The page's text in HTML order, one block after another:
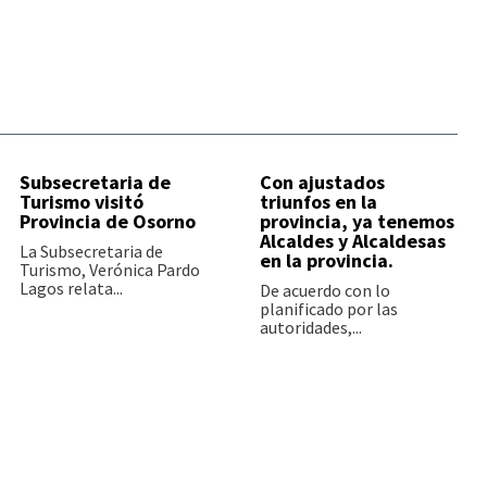
Subsecretaria de
Turismo visitó
Provincia de Osorno
La Subsecretaria de
Turismo, Verónica Pardo
Lagos relata...
Con ajustados
triunfos en la
provincia, ya tenemos
Alcaldes y Alcaldesas
en la provincia.
De acuerdo con lo
planificado por las
autoridades,...